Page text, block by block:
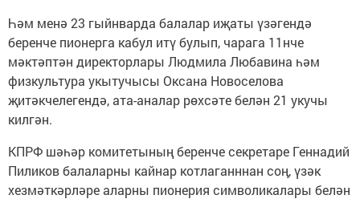
Һәм менә 23 гыйнварда балалар иҗаты үзәгендә
беренче пионерга кабул итү булып, чарага 11нче
мәктәптән директорлары Людмила Любавина һәм
физкультура укытучысы Оксана Новоселова
җитәкчелегендә, ата-аналар рөхсәте белән 21 укучы
килгән.
КПРФ шәһәр комитетының беренче секретаре Геннадий
Пиликов балаларны кайнар котлаганннан соң, үзәк
хезмәткәрләре аларны пионерия символикалары белән